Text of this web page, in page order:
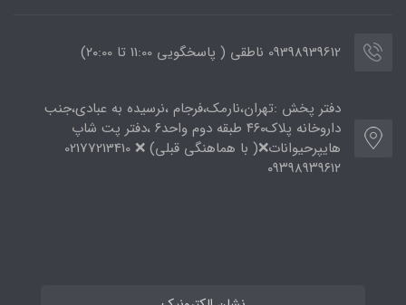
09398939612 ناطقی ( پاسخگویی 11:00 تا ۲۰:00)
دفتر پخش :تهران،نارمک،فرجام ،نرسیده به عبادی،جنب
داروخانه پلاک۴۶۰ طبقه دوم واحد۶ ،دفتر پت شاپ
هایپرحیوانات❌( با هماهنگی قبلی) ❌ 02177213410
۰۹۳۹۸۹۳۹۶۱۲